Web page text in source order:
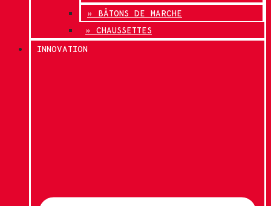
» BÂTONS DE MARCHE
» CHAUSSETTES
INNOVATION